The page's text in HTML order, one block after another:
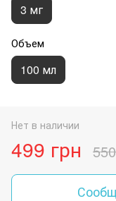
3 мг
Объем
100 мл
Нет в наличии
499 грн